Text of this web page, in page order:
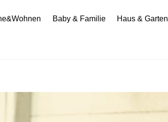
Baby & Familie Haus & Garten